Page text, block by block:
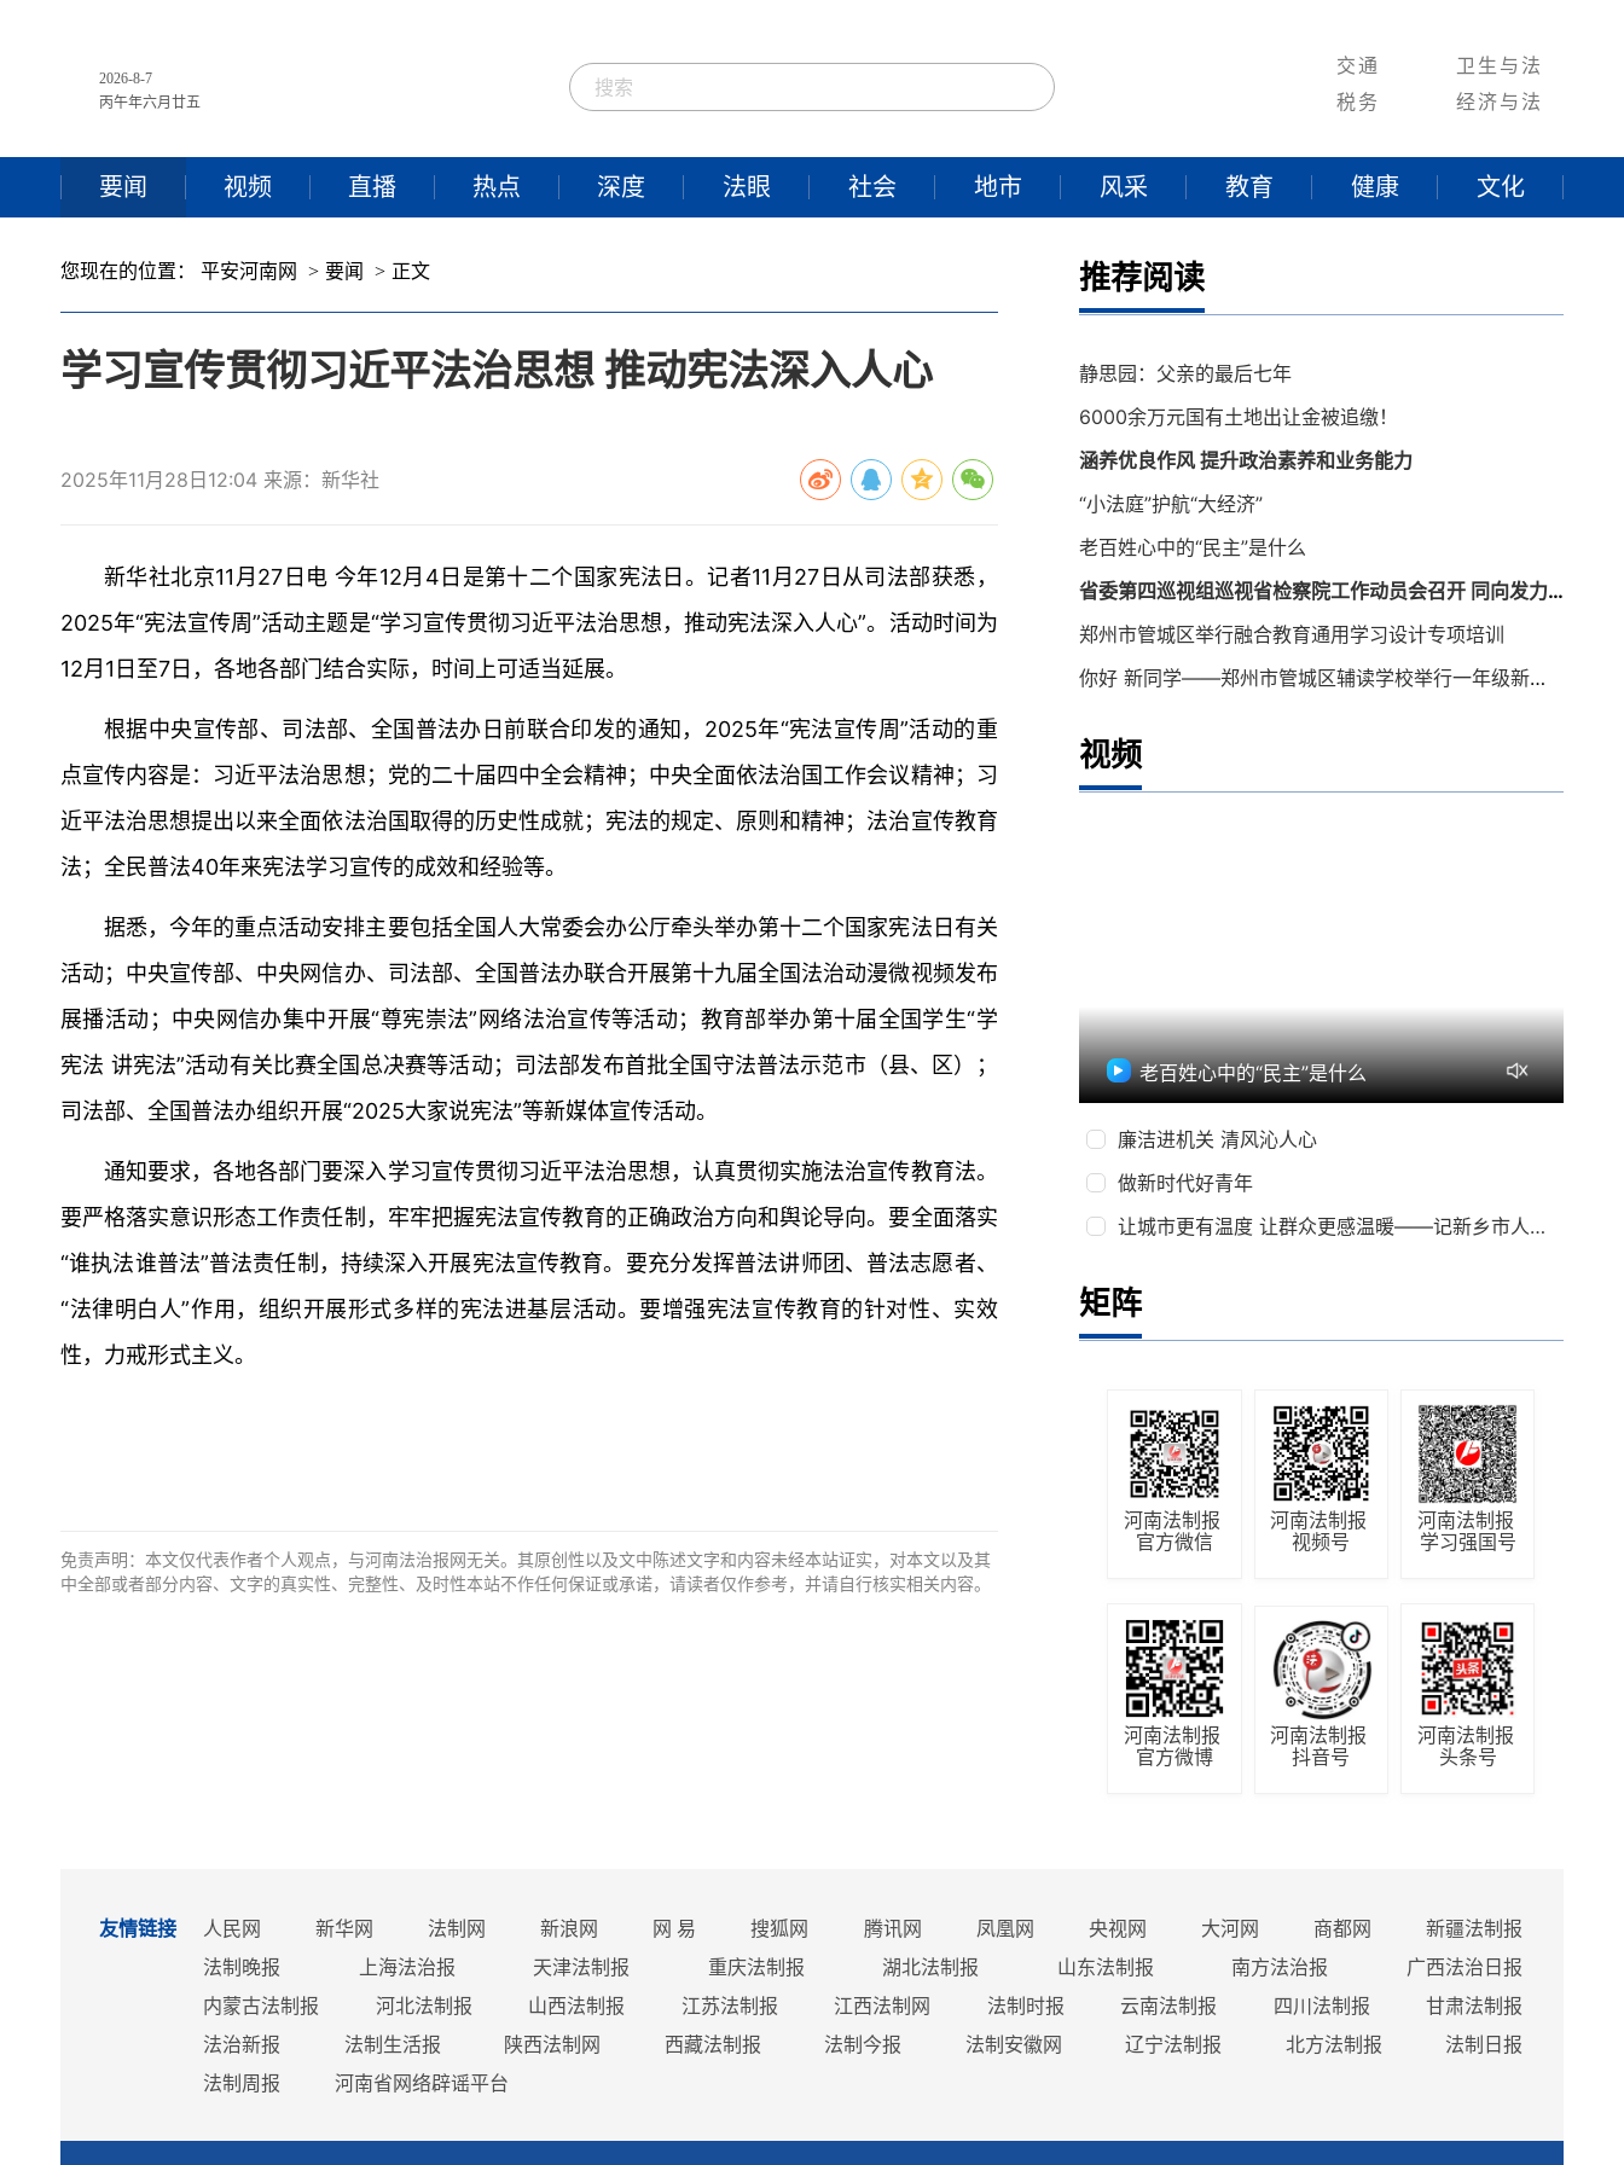
2026-8-7
丙午年六月廿五
交通
卫生与法
税务
经济与法
要闻 视频 直播 热点 深度 法眼 社会 地市 风采 教育 健康 文化
您现在的位置： 平安河南网 要闻 正文
学习宣传贯彻习近平法治思想 推动宪法深入人心
2025年11月28日12:04 来源：新华社
新华社北京11月27日电 今年12月4日是第十二个国家宪法日。记者11月27日从司法部获悉，
2025年“宪法宣传周”活动主题是“学习宣传贯彻习近平法治思想，推动宪法深入人心”。活动时间为
12月1日至7日，各地各部门结合实际，时间上可适当延展。
根据中央宣传部、司法部、全国普法办日前联合印发的通知，2025年“宪法宣传周”活动的重
点宣传内容是：习近平法治思想；党的二十届四中全会精神；中央全面依法治国工作会议精神；习
近平法治思想提出以来全面依法治国取得的历史性成就；宪法的规定、原则和精神；法治宣传教育
法；全民普法40年来宪法学习宣传的成效和经验等。
据悉，今年的重点活动安排主要包括全国人大常委会办公厅牵头举办第十二个国家宪法日有关
活动；中央宣传部、中央网信办、司法部、全国普法办联合开展第十九届全国法治动漫微视频发布
展播活动；中央网信办集中开展“尊宪崇法”网络法治宣传等活动；教育部举办第十届全国学生“学
宪法 讲宪法”活动有关比赛全国总决赛等活动；司法部发布首批全国守法普法示范市（县、区）；
司法部、全国普法办组织开展“2025大家说宪法”等新媒体宣传活动。
通知要求，各地各部门要深入学习宣传贯彻习近平法治思想，认真贯彻实施法治宣传教育法。
要严格落实意识形态工作责任制，牢牢把握宪法宣传教育的正确政治方向和舆论导向。要全面落实
“谁执法谁普法”普法责任制，持续深入开展宪法宣传教育。要充分发挥普法讲师团、普法志愿者、
“法律明白人”作用，组织开展形式多样的宪法进基层活动。要增强宪法宣传教育的针对性、实效
性，力戒形式主义。
免责声明：本文仅代表作者个人观点，与河南法治报网无关。其原创性以及文中陈述文字和内容未经本站证实，对本文以及其
中全部或者部分内容、文字的真实性、完整性、及时性本站不作任何保证或承诺，请读者仅作参考，并请自行核实相关内容。
推荐阅读
静思园：父亲的最后七年
6000余万元国有土地出让金被追缴！
涵养优良作风 提升政治素养和业务能力
“小法庭”护航“大经济”
老百姓心中的“民主”是什么
省委第四巡视组巡视省检察院工作动员会召开 同向发力 确保巡视取得实效
郑州市管城区举行融合教育通用学习设计专项培训
你好 新同学——郑州市管城区辅读学校举行一年级新生入学仪式
视频
老百姓心中的“民主”是什么
廉洁进机关 清风沁人心
做新时代好青年
让城市更有温度 让群众更感温暖——记新乡市人大代表朱岚岚
矩阵
河南法制报
官方微信
河南法制报
视频号
河南法制报
学习强国号
河南法制报
官方微博
河南法制报
抖音号
河南法制报
头条号
友情链接 人民网 新华网 法制网 新浪网 网 易 搜狐网 腾讯网 凤凰网 央视网 大河网 商都网
新疆法制报
法制晚报
上海法治报 天津法制报 重庆法制报 湖北法制报 山东法制报 南方法治报
广西法治日报
内蒙古法制报
河北法制报 山西法制报 江苏法制报 江西法制网 法制时报 云南法制报 四川法制报
甘肃法制报
法治新报
法制生活报 陕西法制网 西藏法制报 法制今报 法制安徽网 辽宁法制报 北方法制报
法制日报
法制周报
河南省网络辟谣平台